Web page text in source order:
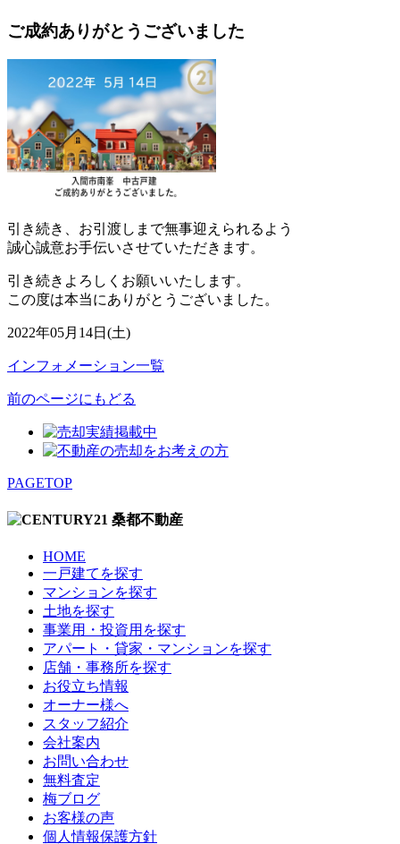
ご成約ありがとうございました
引き続き、お引渡しまで無事迎えられるよう
誠心誠意お手伝いさせていただきます。
引き続きよろしくお願いいたします。
この度は本当にありがとうございました。
2022年05月14日(土)
インフォメーション一覧
前のページにもどる
PAGETOP
HOME
一戸建てを探す
マンションを探す
土地を探す
事業用・投資用を探す
アパート・貸家・マンションを探す
店舗・事務所を探す
お役立ち情報
オーナー様へ
スタッフ紹介
会社案内
お問い合わせ
無料査定
梅ブログ
お客様の声
個人情報保護方針